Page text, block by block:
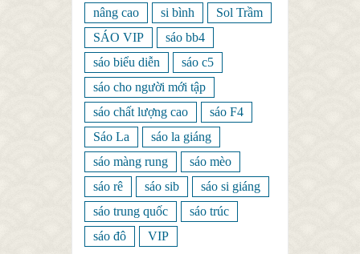
nâng cao
si bình
Sol Trầm
SÁO VIP
sáo bb4
sáo biểu diễn
sáo c5
sáo cho người mới tập
sáo chất lượng cao
sáo F4
Sáo La
sáo la giáng
sáo màng rung
sáo mèo
sáo rê
sáo sib
sáo si giáng
sáo trung quốc
sáo trúc
sáo đô
VIP